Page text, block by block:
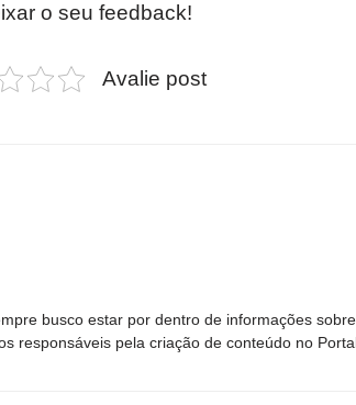
o seu feedback!
Avalie post
busco estar por dentro de informações
responsáveis pela criação de conteúdo no